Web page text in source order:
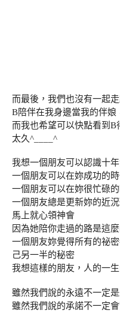
而最後，我們也沒有一起
B陪伴在我身邊當我的伴
而我也希望可以快點看到
太久^____^
我想一個朋友可以認識十
一個朋友可以在妳成功的
一個朋友可以在妳很忙碌
一個朋友總是更新妳的近
馬上就心領神會
因為她陪你走過的路是這
一個朋友妳覺得所有的祕
己另一半的秘密
我想這樣的朋友，人的一
雖然我們說的永遠不一定
雖然我們說的承諾不一定